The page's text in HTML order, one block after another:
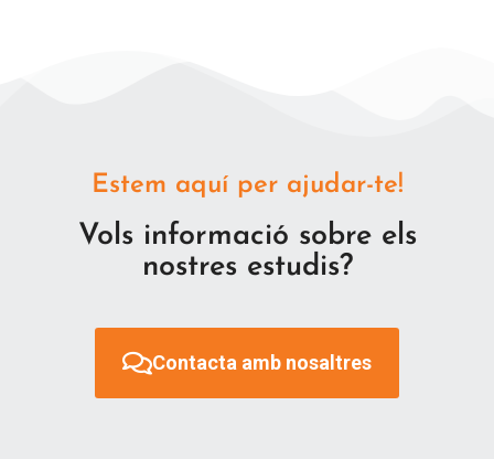
Estem aquí per ajudar-te!
Vols informació sobre els
nostres estudis?
Contacta amb nosaltres